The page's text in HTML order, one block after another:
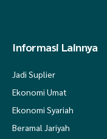
Informasi Lainnya
Jadi Suplier
Ekonomi Umat
Ekonomi Syariah
Beramal Jariyah